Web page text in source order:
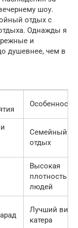
шоу.
отдых с
Однажды я
и
душевнее, чем в
Особенности
Семейный
отдых
Высокая
плотность
людей
Лучший вид
катера